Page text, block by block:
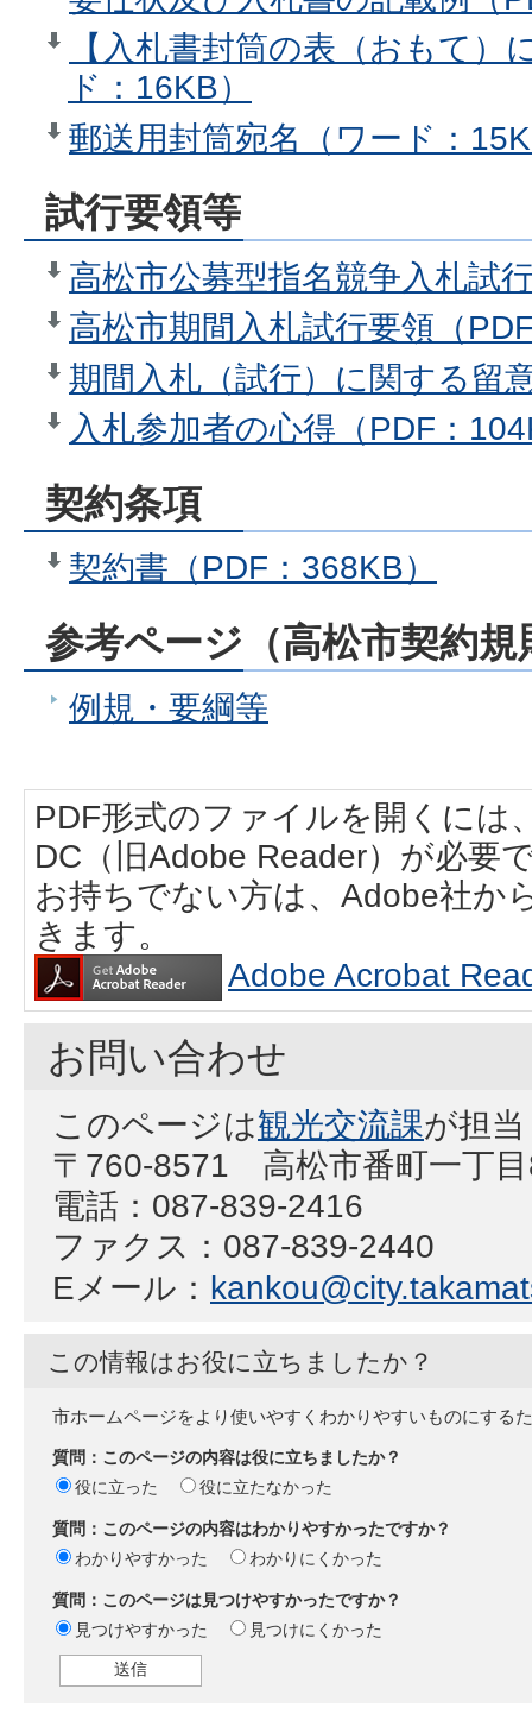
【入札書封筒の表（おもて
ド：16KB）
郵送用封筒宛名（ワード：
試行要領等
高松市公募型指名競争入札試
高松市期間入札試行要領（
期間入札（試行）に関する留
入札参加者の心得（PDF：
契約条項
契約書（PDF：368KB）
参考ページ（高松市契約規
例規・要綱等
PDF形式のファイルを開くには
DC（旧Adobe Reader）が必要
お持ちでない方は、Adobe社か
きます。
Adobe Acrobat
お問い合わせ
このページは観光交流課が担
〒760-8571 高松市番町一丁
電話：087-839-2416
ファクス：087-839-2440
Eメール：
この情報はお役に立ちましたか？
市ホームページをより使いやすくわかりやすいものにする
質問：このページの内容は役に立ちましたか？
役に立った
役に立たなかった
質問：このページの内容はわかりやすかったですか？
わかりやすかった
わかりにくかった
質問：このページは見つけやすかったですか？
見つけやすかった
見つけにくかった